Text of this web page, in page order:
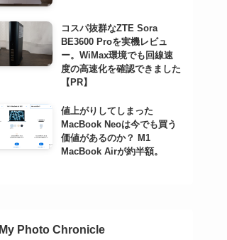
コスパ抜群なZTE Sora
BE3600 Proを実機レビュ
ー。WiMax環境でも回線速
度の高速化を確認できました
【PR】
値上がりしてしまった
MacBook Neoは今でも買う
価値があるのか？ M1
MacBook Airが約半額。
My Photo Chronicle